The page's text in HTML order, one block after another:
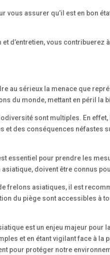
vous assurer qu’il est en bon
et d’entretien, vous
au sérieux la menace que
du monde, mettant en péril la
sont multiples. En
et des conséquences néfastes
essentiel pour prendre les
doivent être connus
frelons asiatiques, il est
du piège sont accessibles
est un enjeu majeur
et en étant vigilant face à
pour protéger notre